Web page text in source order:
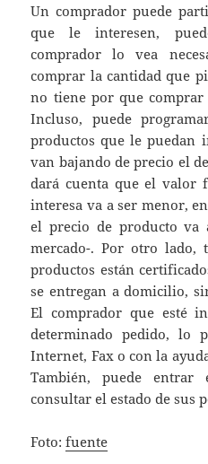
Un comprador puede
que le interesen,
comprador lo vea
comprar la cantidad que
no tiene por que comprar
Incluso, puede
productos que le puedan
van bajando de precio el
dará cuenta que el valor
interesa va a ser menor,
el precio de producto
mercado-. Por otro lado,
productos están
se entregan a domicilio,
El comprador que esté
determinado pedido, lo
Internet, Fax o con la
También, puede
consultar el estado de sus
Foto:fuente